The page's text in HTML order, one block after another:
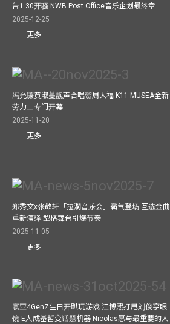
告1.30开骚 NWB Post Office音乐企划最终章
2025-12-25
更多
冯允谦黄淑蔓靓声合唱贺周大福 K11 MUSEA全新
劳力士专门开幕
2025-11-20
更多
郑秀文x张敬轩「拉濶音乐会」霸气登场 互选金曲
重新演绎 型格舞台引爆节奏
2025-11-05
更多
寰亚4GenZ生日开趴玩游戏 江博熙打甩刘俊亨眼
镜 E人成基哲变话题机器 Nicolas愿与最重要的人